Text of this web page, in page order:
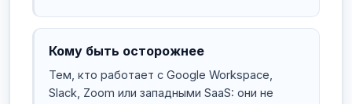
Кому быть осторожнее
Тем, кто работает с Google Workspace,
Slack, Zoom или западными SaaS: они не